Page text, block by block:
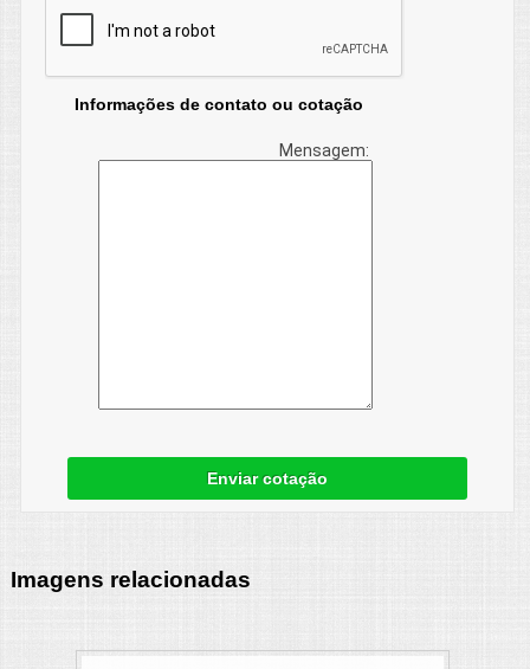
Informações de contato ou cotação
Mensagem:
Enviar cotação
Imagens relacionadas